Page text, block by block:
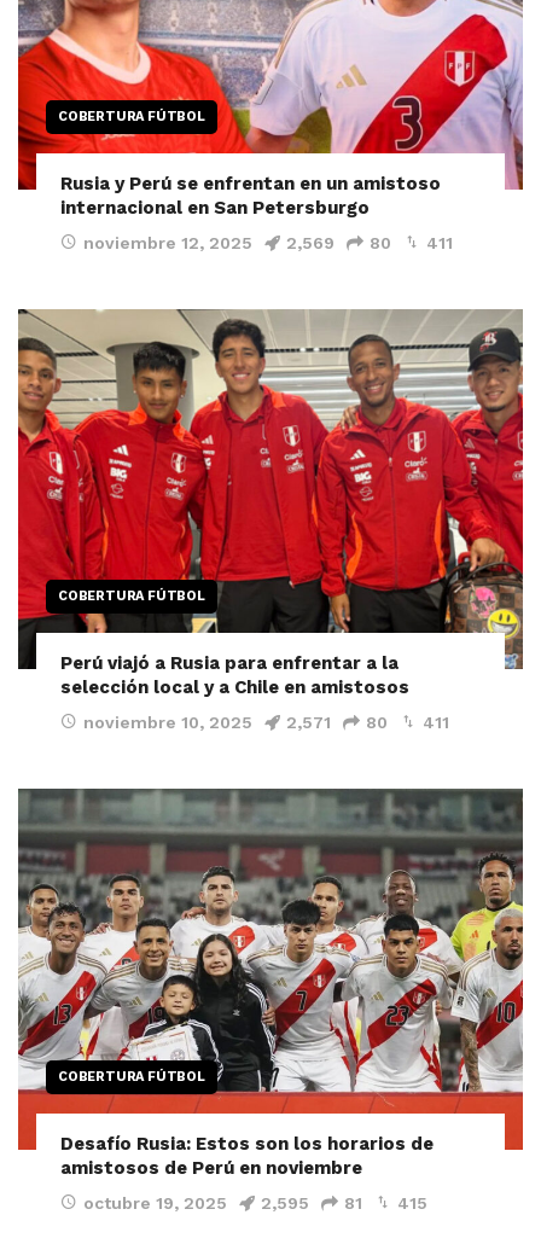
COBERTURA FÚTBOL
Rusia y Perú se enfrentan en un amistoso
internacional en San Petersburgo
noviembre 12, 2025 2,569 80 411
COBERTURA FÚTBOL
Perú viajó a Rusia para enfrentar a la
selección local y a Chile en amistosos
noviembre 10, 2025 2,571 80 411
COBERTURA FÚTBOL
Desafío Rusia: Estos son los horarios de
amistosos de Perú en noviembre
octubre 19, 2025 2,595 81 415